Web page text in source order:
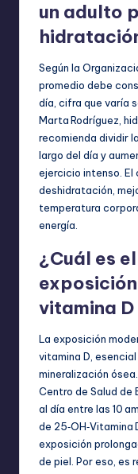
un adulto
Según la
promedio debe
día, cifra que varía
Marta Rodríguez,
recomienda dividir
largo del día y
ejercicio intenso. El
deshidratación,
temperatura
energía.
¿Cuál es
vitamina
La exposición
vitamina D,
mineralización
Centro de Salud de
al día entre las 10
de 25‑OH‑Vitamina
exposición
de piel. Por eso, es